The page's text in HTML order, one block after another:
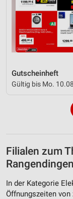
Gutscheinheft
Gültig bis Mo.
Filialen zum
Rangendingen
In der Kategorie
Öffnungszeiten von